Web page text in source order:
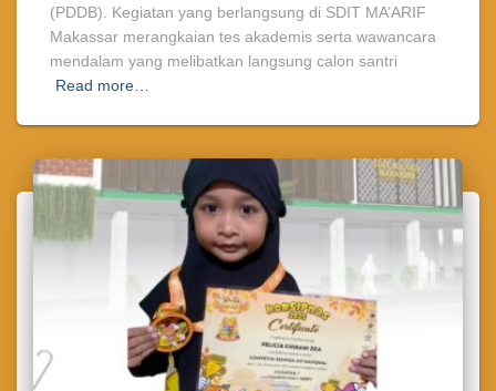
(PDDB). Kegiatan yang berlangsung di SDIT MA’ARIF
Makassar merangkaian tes akademis serta wawancara
mendalam yang melibatkan langsung calon santri
Read more…